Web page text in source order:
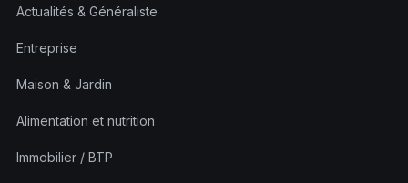
Actualités & Généraliste
Entreprise
Maison & Jardin
Alimentation et nutrition
Immobilier / BTP